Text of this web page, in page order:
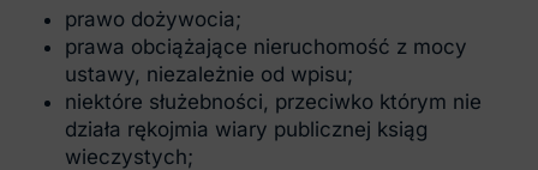
prawo dożywocia;
prawa obciążające nieruchomość z mocy
ustawy, niezależnie od wpisu;
niektóre służebności, przeciwko którym nie
działa rękojmia wiary publicznej ksiąg
wieczystych;